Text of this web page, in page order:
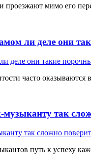
проезжают мимо его
ли деле они
часто оказываются
так
путь к успеху